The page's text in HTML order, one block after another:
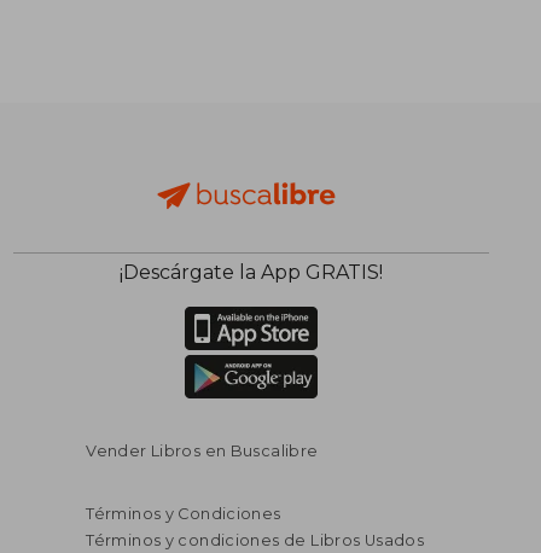
¡Descárgate la App GRATIS!
Vender Libros en Buscalibre
Términos y Condiciones
Términos y condiciones de Libros Usados